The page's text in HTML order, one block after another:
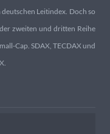
Leitindex. Doch so
zweiten und dritten Reihe
Cap. SDAX, TECDAX und